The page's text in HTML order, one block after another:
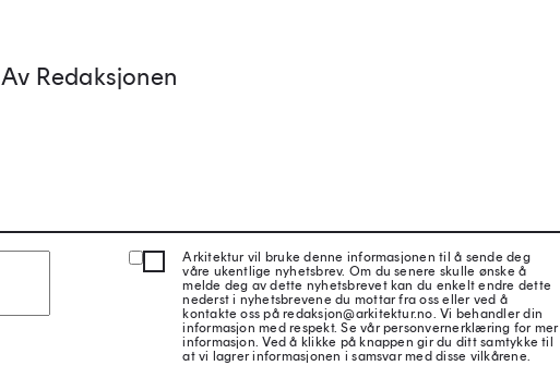
Av Redaksjonen
Arkitektur vil bruke denne informasjonen til å sende deg
våre ukentlige nyhetsbrev. Om du senere skulle ønske å
melde deg av dette nyhetsbrevet kan du enkelt endre dette
nederst i nyhetsbrevene du mottar fra oss eller ved å
kontakte oss på redaksjon@arkitektur.no. Vi behandler din
informasjon med respekt. Se vår personvernerklæring for mer
informasjon. Ved å klikke på knappen gir du ditt samtykke til
at vi lagrer informasjonen i samsvar med disse vilkårene.